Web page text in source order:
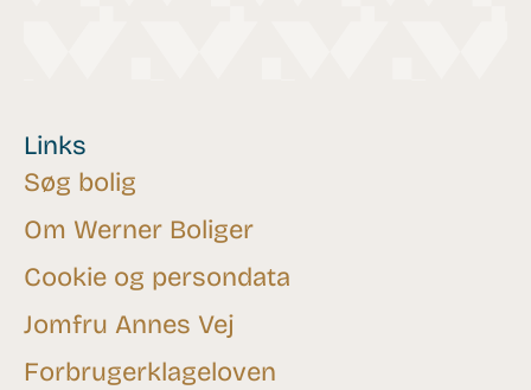
Links
Søg bolig
Om Werner Boliger
Cookie og persondata
Jomfru Annes Vej
Forbrugerklageloven